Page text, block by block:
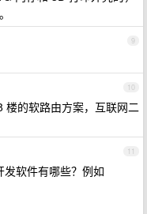
9
10
楼的软路由方案，互联网二
11
软件有哪些？例如